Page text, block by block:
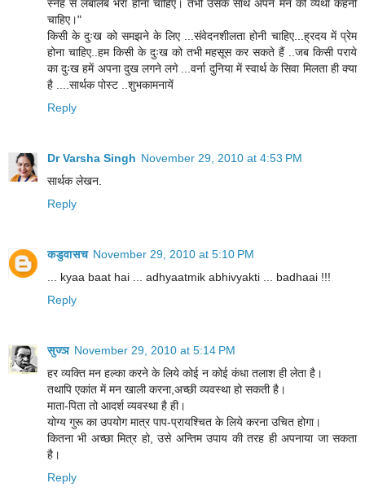
स्नेह से लबालब भरा होना चाहिए। तभी उसके साथ अपने मन की व्यथा कहनी
चाहिए।"
किसी के दुःख को समझने के लिए ...संवेदनशीलता होनी चाहिए...ह्रदय में प्रेम
होना चाहिए..हम किसी के दुःख को तभी महसूस कर सकते हैं ..जब किसी पराये
का दुःख हमें अपना दुख लगने लगे ...वर्ना दुनिया में स्वार्थ के सिवा मिलता ही क्या
है ....सार्थक पोस्ट ..शुभकामनायें
Reply
Dr Varsha Singh November 29, 2010 at 4:53 PM
सार्थक लेखन.
Reply
कडुवासच November 29, 2010 at 5:10 PM
... kyaa baat hai ... adhyaatmik abhivyakti ... badhaai !!!
Reply
सुज्ञ November 29, 2010 at 5:14 PM
हर व्यक्ति मन हल्का करने के लिये कोई न कोई कंधा तलाश ही लेता है।
तथापि एकांत में मन खाली करना,अच्छी व्यवस्था हो सकती है।
माता-पिता तो आदर्श व्यवस्था है ही।
योग्य गुरू का उपयोग मात्र पाप-प्रायश्चित के लिये करना उचित होगा।
कितना भी अच्छा मित्र हो, उसे अन्तिम उपाय की तरह ही अपनाया जा सकता
है।
Reply